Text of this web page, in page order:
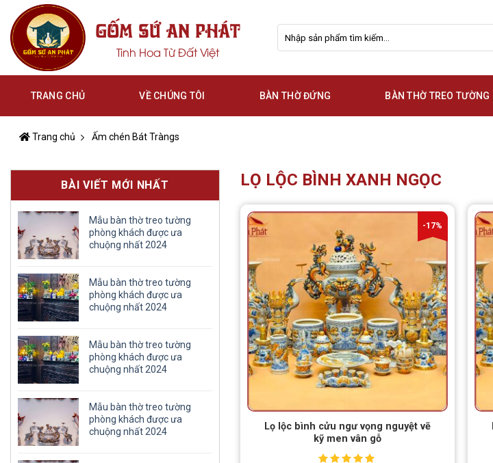
content
GỐM SỨ AN PHÁT
Tinh Hoa Từ Đất Việt
kiếm:
TRANG CHỦ VỀ CHÚNG TÔI BÀN THỜ ĐỨNG BÀN THỜ TREO TƯỜNG
Trang chủ Ấm chén Bát Tràngs
BÀI VIẾT MỚI NHẤT
Mẫu bàn thờ treo tường
phòng khách được ưa
chuộng nhất 2024
Mẫu bàn thờ treo tường
phòng khách được ưa
chuộng nhất 2024
Mẫu bàn thờ treo tường
phòng khách được ưa
chuộng nhất 2024
Mẫu bàn thờ treo tường
phòng khách được ưa
chuộng nhất 2024
LỌ LỘC BÌNH XANH NGỌC
-17%
Lọ lộc bình cửu ngư vọng nguyệt vẽ
kỹ men vân gỗ